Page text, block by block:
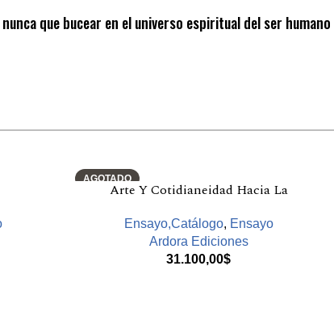
que bucear en el universo espiritual del ser humano
AGOTADO
Arte Y Cotidianeidad Hacia La
Ensayo,Catálogo, Ensayo
Ardora Ediciones
31.100,00$